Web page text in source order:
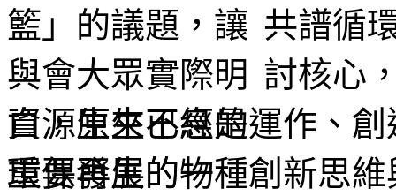
共譜循
討核心
資源生生不息的運作、
重要發展的一種創新思